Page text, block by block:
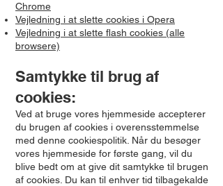
Chrome
Vejledning i at slette cookies i Opera
Vejledning i at slette flash cookies (alle
browsere)
Samtykke til brug af
cookies:
Ved at bruge vores hjemmeside accepterer
du brugen af cookies i overensstemmelse
med denne cookiespolitik. Når du besøger
vores hjemmeside for første gang, vil du
blive bedt om at give dit samtykke til brugen
af cookies. Du kan til enhver tid tilbagekalde